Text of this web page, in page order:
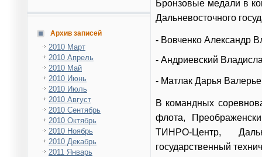
Архив записей
2010 Март
2010 Апрель
2010 Май
2010 Июнь
2010 Июль
2010 Август
2010 Сентябрь
2010 Октябрь
2010 Ноябрь
2010 Декабрь
2011 Январь
Бронзовые медали в
Дальневосточного
- Вовченко Александр
- Андриевский
- Матлак Дарья
В командных
флота,
ТИНРО-Центр,
государственный